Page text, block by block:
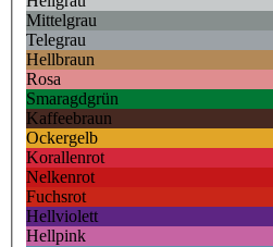
Mittelgrau
Telegrau
Hellbraun
Rosa
Smaragdgrün
Kaffeebraun
Ockergelb
Korallenrot
Nelkenrot
Fuchsrot
Hellviolett
Hellpink